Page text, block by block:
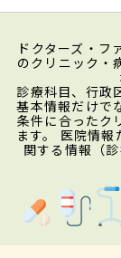
ドクターズ・フ
のクリニック・
診療科目、行政
基本情報だけで
条件に合ったク
ます。 医院情
関する情報（